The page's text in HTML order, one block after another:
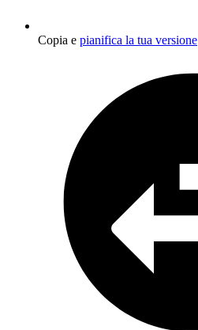
Copia e pianifica la tua versione